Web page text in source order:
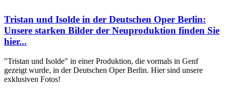
Tristan und Isolde in der Deutschen Oper Berlin:
Unsere starken Bilder der Neuproduktion finden Sie
hier...
"Tristan und Isolde" in einer Produktion, die vormals in Genf
gezeigt wurde, in der Deutschen Oper Berlin. Hier sind unsere
exklusiven Fotos!